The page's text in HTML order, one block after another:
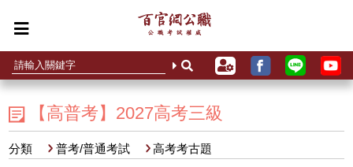
【高普考】2027高考三級
分類 普考/普通考試 高考考古題